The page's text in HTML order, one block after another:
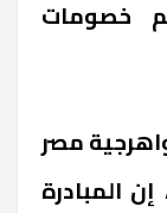
خصومات
مصر
المبادرة